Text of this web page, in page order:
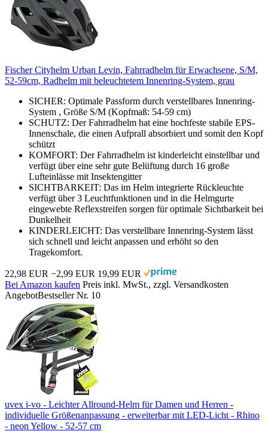
Fischer Cityhelm Urban Levin, Fahrradhelm für Erwachsene, S/M,
52-59cm, Radhelm mit beleuchtetem Innenring-System, grau
SICHER: Optimale Passform durch verstellbares Innenring-
System , Größe S/M (Kopfmaß: 54-59 cm)
SCHUTZ: Der Fahrradhelm hat eine hochfeste stabile EPS-
Innenschale, die einen Aufprall absorbiert und somit den Kopf
schützt
KOMFORT: Der Fahrradhelm ist kinderleicht einstellbar und
verfügt über eine sehr gute Belüftung durch 16 große
Lufteinlässe mit Insektengitter
SICHTBARKEIT: Das im Helm integrierte Rückleuchte
verfügt über 3 Leuchtfunktionen und in die Helmgurte
eingewebte Reflexstreifen sorgen für optimale Sichtbarkeit bei
Dunkelheit
KINDERLEICHT: Das verstellbare Innenring-System lässt
sich schnell und leicht anpassen und erhöht so den
Tragekomfort.
22,98 EUR −2,99 EUR 19,99 EUR
Bei Amazon kaufen Preis inkl. MwSt., zzgl. Versandkosten
AngebotBestseller Nr. 10
uvex i-vo - Leichter Allround-Helm für Damen und Herren -
individuelle Größenanpassung - erweiterbar mit LED-Licht - Rhino
- neon Yellow - 52-57 cm